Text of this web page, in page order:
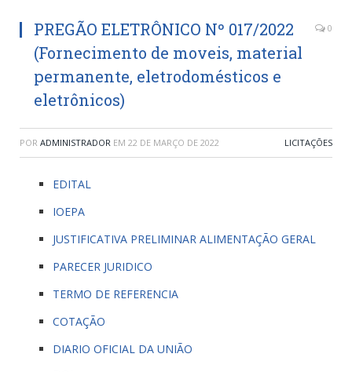
PREGÃO ELETRÔNICO Nº 017/2022
(Fornecimento de moveis, material
permanente, eletrodomésticos e
eletrônicos)
0
POR ADMINISTRADOR EM 22 DE MARÇO DE 2022 LICITAÇÕES
EDITAL
IOEPA
JUSTIFICATIVA PRELIMINAR ALIMENTAÇÃO GERAL
PARECER JURIDICO
TERMO DE REFERENCIA
COTAÇÃO
DIARIO OFICIAL DA UNIÃO